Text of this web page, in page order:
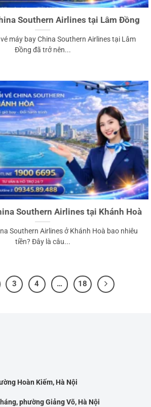
Southern Airlines tại Lâm Đồng
máy bay China Southern Airlines tại Lâm
Đồng đã trở nên...
Southern Airlines tại Khánh Hoà
Southern Airlines ở Khánh Hoà bao nhiêu
tiền? Đây là câu...
3 4 … 18
Hoàn Kiếm, Hà Nội
phường Giảng Võ, Hà Nội